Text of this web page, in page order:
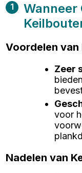
1
Wanneer
Voordelen van
Zeer
voor
Nadelen van